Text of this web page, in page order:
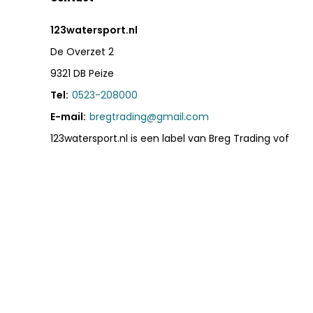
123watersport.nl
De Overzet 2
9321 DB Peize
Tel: 0523-208000
E-mail: bregtrading@gmail.com
123watersport.nl is een label van Breg Trading vof